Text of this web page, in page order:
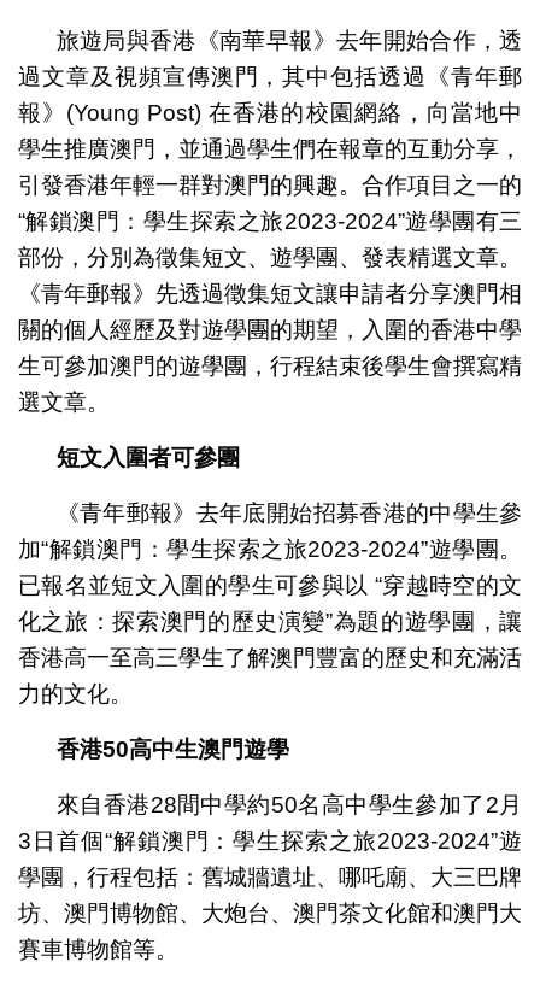
旅遊局與香港《南華早報》去年開始合作，透
過文章及視頻宣傳澳門，其中包括透過《青年郵
報》(Young Post) 在香港的校園網絡，向當地中
學生推廣澳門，並通過學生們在報章的互動分享，
引發香港年輕一群對澳門的興趣。合作項目之一的
“解鎖澳門：學生探索之旅2023-2024”遊學團有三
部份，分別為徵集短文、遊學團、發表精選文章。
《青年郵報》先透過徵集短文讓申請者分享澳門相
關的個人經歷及對遊學團的期望，入圍的香港中學
生可參加澳門的遊學團，行程結束後學生會撰寫精
選文章。
短文入圍者可參團
《青年郵報》去年底開始招募香港的中學生參
加“解鎖澳門：學生探索之旅2023-2024”遊學團。
已報名並短文入圍的學生可參與以 “穿越時空的文
化之旅：探索澳門的歷史演變”為題的遊學團，讓
香港高一至高三學生了解澳門豐富的歷史和充滿活
力的文化。
香港50高中生澳門遊學
來自香港28間中學約50名高中學生參加了2月
3日首個“解鎖澳門：學生探索之旅2023-2024”遊
學團，行程包括：舊城牆遺址、哪吒廟、大三巴牌
坊、澳門博物館、大炮台、澳門茶文化館和澳門大
賽車博物館等。